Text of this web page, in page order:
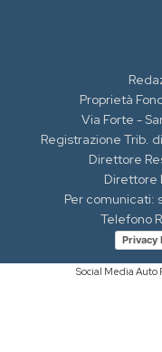
Proprietà
Via Forte -
Registrazione Trib.
Direttore
Direttore
Per comunicati:
Telefono
Privacy
Social Media Auto